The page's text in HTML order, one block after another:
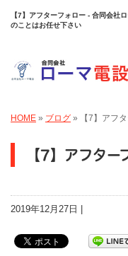
【7】アフターフォロー - 合同会社
のことはお任せ下さい
HOME » ブログ » 【7】アフ
【7】アフター
2019年12月27日 |